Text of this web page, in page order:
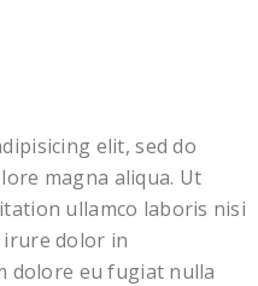
elit, sed do
magna aliqua. Ut
ullamco laboris nisi
irure dolor in
dolore eu fugiat nulla